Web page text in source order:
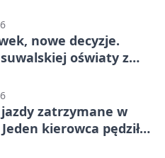
nowe decyzje.
oświaty z
zatrzymane w
kierowca pędził